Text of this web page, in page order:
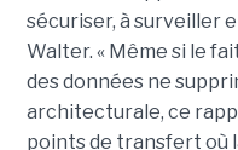
sécuriser, à surveiller
Walter. « Même si le
des données ne
architecturale, ce
points de transfert où